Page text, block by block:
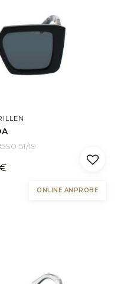
51/19
ONLINE ANPROBE